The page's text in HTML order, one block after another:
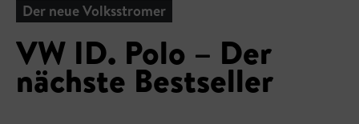
Der neue Volksstromer
VW ID. Polo – Der
nächste Bestseller